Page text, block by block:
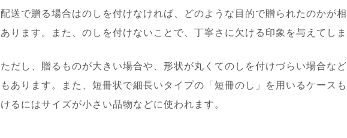
配送で贈る場合はのしを付けなければ、どのような目的で贈られたのかが
あります。また、のしを付けないことで、丁寧さに欠ける印象を与えてしま
ただし、贈るものが大きい場合や、形状が丸くてのしを付けづらい場合な
もあります。また、短冊状で細長いタイプの「短冊のし」を用いるケース
けるにはサイズが小さい品物などに使われます。